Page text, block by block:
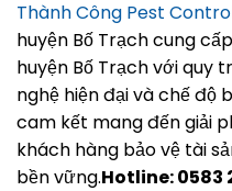
Thành Công Pest
huyện Bố Trạch cung
huyện Bố Trạch với quy
nghệ hiện đại và chế độ
cam kết mang đến giải
khách hàng bảo vệ tài
bền vững.Hotline: 0583